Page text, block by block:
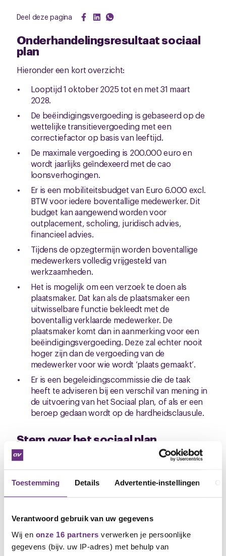
Toestemming Details Advertentie-instellingen
Verantwoord gebruik van uw gegevens
Wij en onze 16 partners verwerken je persoonlijke
gegevens (bijv. uw IP-adres) met behulp van
Deel deze pagina
Onderhandelingsresultaat sociaal
plan
Hieronder een kort overzicht:
Looptijd 1 oktober 2025 tot en met 31 maart
2028.
De beëindigingsvergoeding is gebaseerd op de
wettelijke transitievergoeding met een
correctiefactor op basis van leeftijd.
De maximale vergoeding is 200.000 euro en
wordt jaarlijks geïndexeerd met de cao
loonsverhogingen.
Er is een mobiliteitsbudget van Euro 6.000 excl.
BTW voor iedere boventallige medewerker. Dit
budget kan aangewend worden voor
outplacement, scholing, juridisch advies,
financieel advies.
Tijdens de opzegtermijn worden boventallige
medewerkers volledig vrijgesteld van
werkzaamheden.
Het is mogelijk om een verzoek te doen als
plaatsmaker. Dat kan als de plaatsmaker een
uitwisselbare functie bekleedt met de
boventallig verklaarde medewerker. De
plaatsmaker komt dan in aanmerking voor een
beëindigingsvergoeding. Deze zal echter nooit
hoger zijn dan de vergoeding van de
medewerker voor wie wordt ‘plaats gemaakt’.
Er is een begeleidingscommissie die de taak
heeft te adviseren bij een verschil van mening in
de uitvoering van het Sociaal plan, of als er een
beroep gedaan wordt op de hardheidsclausule.
Stem over het sociaal plan
Het is nu aan de vakbondsleden om hun stem uit te
brengen. Leden hebben een uitnodiging
ontvangen. Let op, je kunt uiterlijk stemmen tot 14
Ledenvergadering
Als je nog vragen hebt is er morgen 2 oktober om